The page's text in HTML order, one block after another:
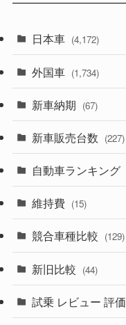
日本車 (4,172)
(1,321)
(329)
(357)
(328)
(230)
(253)
外国車 (1,734)
(242)
(85)
(84)
(14)
(222)
新車納期 (67)
(28)
(8)
(3)
(3)
(5)
新車販売台数 (227)
自動車ランキング
維持費 (15)
競合車種比較 (129)
新旧比較 (44)
試乗 レビュー 評価